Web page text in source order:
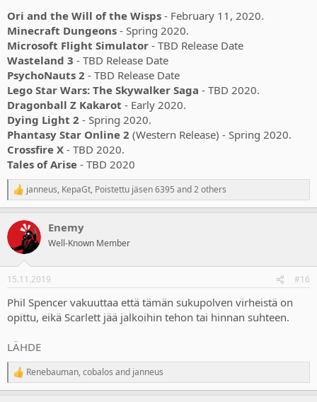
Ori and the Will of the Wisps - February 11, 2020.
Minecraft Dungeons - Spring 2020.
Microsoft Flight Simulator - TBD Release Date
Wasteland 3 - TBD Release Date
PsychoNauts 2 - TBD Release Date
Lego Star Wars: The Skywalker Saga - TBD 2020.
Dragonball Z Kakarot - Early 2020.
Dying Light 2 - Spring 2020.
Phantasy Star Online 2 (Western Release) - Spring 2020.
Crossfire X - TBD 2020.
Tales of Arise - TBD 2020
R
e
c
i
s
janneus, KepaGt, Poistettu jäsen 6395 and 2 others
Enemy
Well-Known Member
15.11.2019 #16
Phil Spencer vakuuttaa että tämän sukupolven virheistä on
opittu, eikä Scarlett jää jalkoihin tehon tai hinnan suhteen.
LÄHDE
R
e
Renebauman, cobalos and janneus